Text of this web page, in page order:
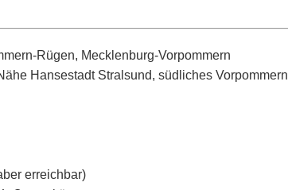
Rügen, Mecklenburg-Vorpommern
Hansestadt Stralsund, südliches Vorpommern
erreichbar)